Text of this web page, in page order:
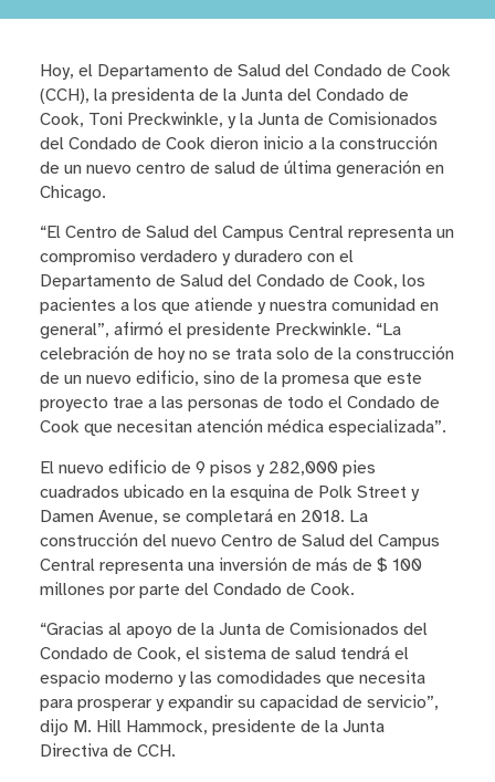
Hoy, el Departamento de Salud del Condado de Cook
(CCH), la presidenta de la Junta del Condado de
Cook, Toni Preckwinkle, y la Junta de Comisionados
del Condado de Cook dieron inicio a la construcción
de un nuevo centro de salud de última generación en
Chicago.
“El Centro de Salud del Campus Central representa un
compromiso verdadero y duradero con el
Departamento de Salud del Condado de Cook, los
pacientes a los que atiende y nuestra comunidad en
general”, afirmó el presidente Preckwinkle. “La
celebración de hoy no se trata solo de la construcción
de un nuevo edificio, sino de la promesa que este
proyecto trae a las personas de todo el Condado de
Cook que necesitan atención médica especializada”.
El nuevo edificio de 9 pisos y 282,000 pies
cuadrados ubicado en la esquina de Polk Street y
Damen Avenue, se completará en 2018. La
construcción del nuevo Centro de Salud del Campus
Central representa una inversión de más de $ 100
millones por parte del Condado de Cook.
“Gracias al apoyo de la Junta de Comisionados del
Condado de Cook, el sistema de salud tendrá el
espacio moderno y las comodidades que necesita
para prosperar y expandir su capacidad de servicio”,
dijo M. Hill Hammock, presidente de la Junta
Directiva de CCH.